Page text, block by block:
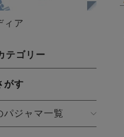
ィア
テゴリー
がす
パジャマ一覧